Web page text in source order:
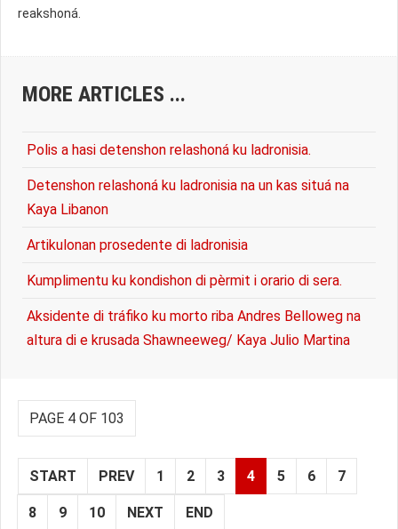
reakshoná.
MORE ARTICLES ...
Polis a hasi detenshon relashoná ku ladronisia.
Detenshon relashoná ku ladronisia na un kas situá na
Kaya Libanon
Artikulonan prosedente di ladronisia
Kumplimentu ku kondishon di pèrmit i orario di sera.
Aksidente di tráfiko ku morto riba Andres Belloweg na
altura di e krusada Shawneeweg/ Kaya Julio Martina
PAGE 4 OF 103
START PREV 1 2 3 4 5 6 7
8 9 10 NEXT END